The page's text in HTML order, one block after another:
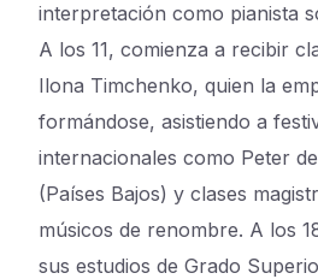
interpretación como pianista
A los 11, comienza a recibir
Ilona Timchenko, quien la
formándose, asistiendo a
internacionales como Peter
(Países Bajos) y clases
músicos de renombre. A los
sus estudios de Grado